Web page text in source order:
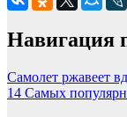
Навигация
Самолет ржавеет
14 Самых